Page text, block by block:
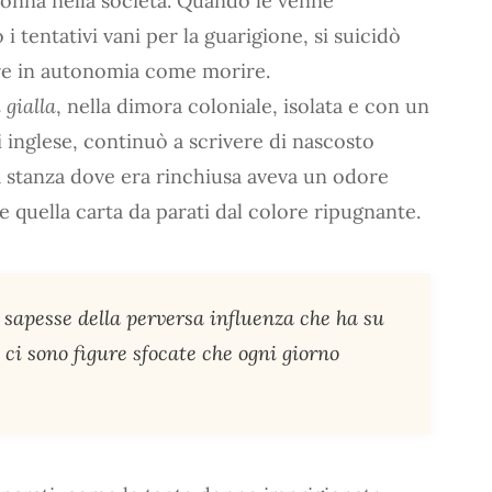
tentativi vani per la guarigione, si suicidò
in autonomia come morire.
gialla, nella dimora coloniale, isolata e con un
continuò a scrivere di nascosto
dove era rinchiusa aveva un odore
quella carta da parati dal colore ripugnante.
della perversa influenza che ha su
sono figure sfocate che ogni giorno